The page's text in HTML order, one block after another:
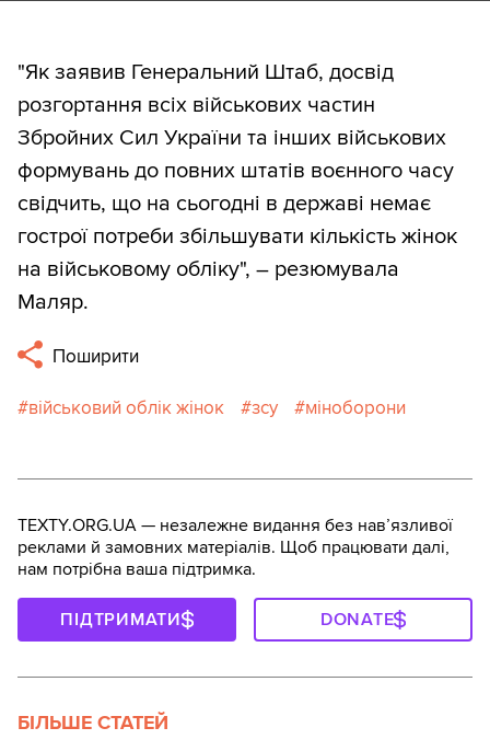
"Як заявив Генеральний Штаб, досвід
розгортання всіх військових частин
Збройних Сил України та інших військових
формувань до повних штатів воєнного часу
свідчить, що на сьогодні в державі немає
гострої потреби збільшувати кількість жінок
на військовому обліку", – резюмувала
Маляр.
Поширити
військовий облік жінок зсу міноборони
TEXTY.ORG.UA — незалежне видання без навʼязливої
реклами й замовних матеріалів. Щоб працювати далі,
нам потрібна ваша підтримка.
ПІДТРИМАТИ DONATE
БІЛЬШЕ СТАТЕЙ